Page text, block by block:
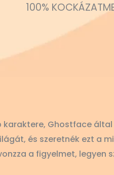
100%
Ghostface
és szeretnék ezt a
a figyelmet, legyen